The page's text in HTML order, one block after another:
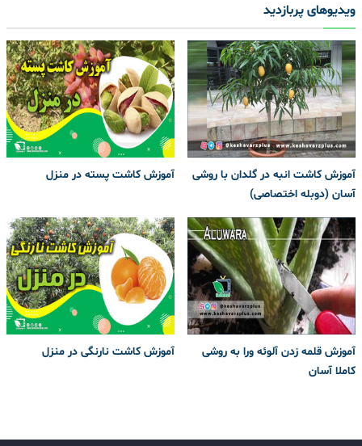
ویدیوهای پربازدید
آموزش کاشت انبه در گلدان با روشی
آسان (دوبله اختصاصی)
آموزش کاشت پسته در منزل
آموزش قلمه زدن آلوئه ورا به روشی
کاملا آسان
آموزش کاشت نارنگی در منزل